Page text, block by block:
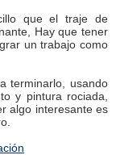
que el traje de
Hay que tener
un trabajo como
terminarlo, usando
y pintura rociada,
algo interesante es